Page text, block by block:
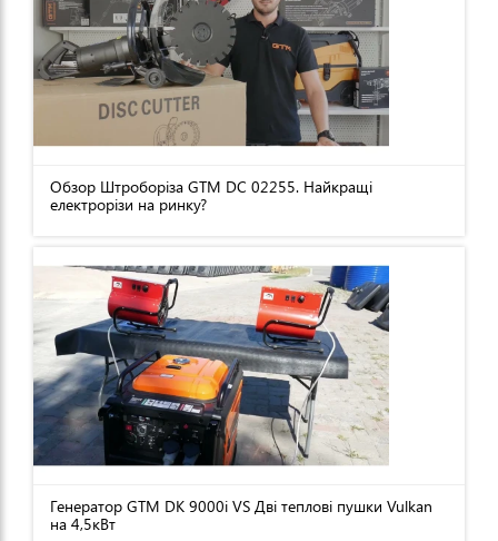
Обзор Штроборіза GTM DC 02255. Найкращі
електрорізи на ринку?
Генератор GTM DK 9000i VS Дві теплові пушки Vulkan
на 4,5кВт